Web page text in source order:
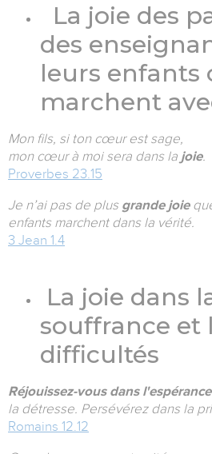
La joie des
des
leurs enfants
marchent
Mon fils, si ton cœur est sage,
mon cœur à moi sera dans la joie.
Proverbes 23.15
Je n’ai pas de plus grande joie
enfants marchent dans la vérité.
3 Jean 1.4
La joie dans
souffrance et
difficultés
Réjouissez-vous dans l'espérance
la détresse. Persévérez dans la
Romains 12.12